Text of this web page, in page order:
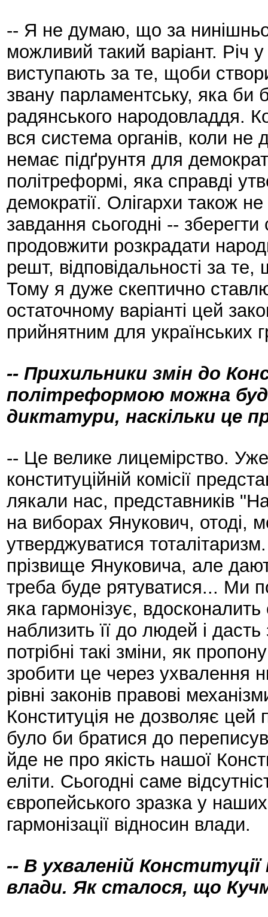
-- Я не думаю, що за
можливий такий варіант. Річ у
виступають за те, щоби
звану парламентську, яка
радянського народовладдя.
вся система органів, коли не
немає підґрунтя для
політреформі, яка справді
демократії. Олігархи також
завдання сьогодні --
продовжити розкрадати
решт, відповідальності за
Тому я дуже скептично
остаточному варіанті цей
прийнятним для українських
-- Прихильники змін до
політреформою можна
диктатури, наскільки це
-- Це велике лицемірство.
конституційній комісії
лякали нас, представників
на виборах Янукович, отоді,
утверджуватися
прізвище Януковича, але
треба буде рятуватися... Ми
яка гармонізує, вдосконалить
наблизить її до людей і
потрібні такі зміни, як
зробити це через ухвалення
рівні законів правові
Конституція не дозволяє цей
було би братися до
йде не про якість нашої
еліти. Сьогодні саме
європейського зразка у
гармонізації відносин влади.
-- В ухваленій
влади. Як сталося, що